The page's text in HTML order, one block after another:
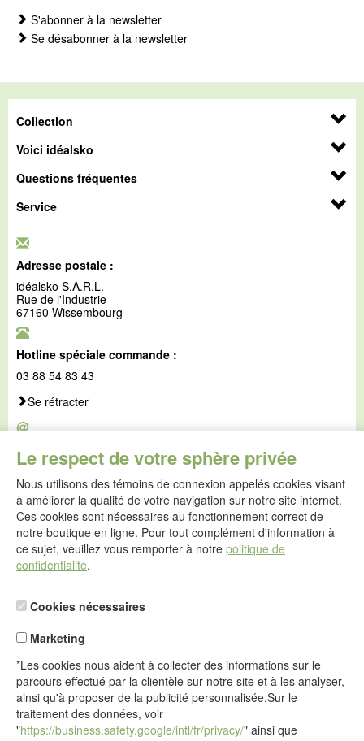
Le respect de votre sphère privée
Nous utilisons des témoins de connexion appelés cookies visant
à améliorer la qualité de votre navigation sur notre site internet.
Ces cookies sont nécessaires au fonctionnement correct de
notre boutique en ligne. Pour tout complément d'information à
ce sujet, veuillez vous remporter à notre politique de
confidentialité.
Cookies nécessaires
Marketing
*Les cookies nous aident à collecter des informations sur le
parcours effectué par la clientèle sur notre site et à les analyser,
ainsi qu'à proposer de la publicité personnalisée.Sur le
traitement des données, voir
"https://business.safety.google/intl/fr/privacy/" ainsi que
S'abonner à la newsletter
Se désabonner à la newsletter
Collection
Voici idéalsko
Questions fréquentes
Service
Adresse postale :
idéalsko S.A.R.L.
Rue de l'Industrie
67160 Wissembourg
Hotline spéciale commande :
03 88 54 83 43
Se rétracter
@
service@idealsko.fr
@
Formulaire de contact
Aller au formulaire de contact